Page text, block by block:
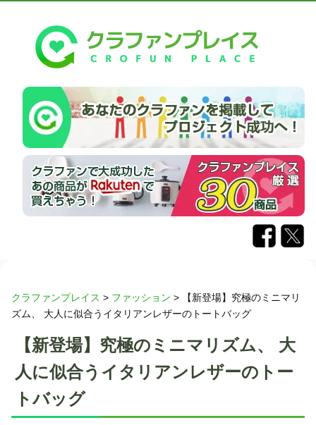
クラファンプレイス > ファッション >
【新登場】究極のミニマリ
ズム、 大人に似合うイタリアンレザーのトートバッグ
【新登場】究極のミニマリズム、 大
人に似合うイタリアンレザーのトー
トバッグ